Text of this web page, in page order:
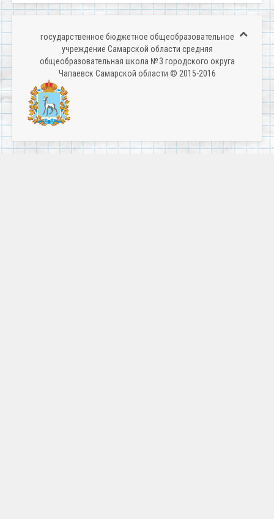
государственное бюджетное общеобразовательное
учреждение Самарской области средняя
общеобразовательная школа № 3 городского округа
Чапаевск Самарской области © 2015-2016